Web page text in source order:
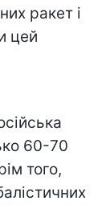
ракет і
цей
60-70
того,